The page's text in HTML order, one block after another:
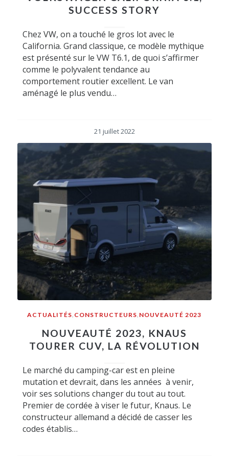
SUCCESS STORY
Chez VW, on a touché le gros lot avec le
California. Grand classique, ce modèle mythique
est présenté sur le VW T6.1, de quoi s’affirmer
comme le polyvalent tendance au
comportement routier excellent. Le van
aménagé le plus vendu…
21 juillet 2022
ACTUALITÉS CONSTRUCTEURS NOUVEAUTÉ 2023
NOUVEAUTÉ 2023, KNAUS
TOURER CUV, LA RÉVOLUTION
Le marché du camping-car est en pleine
mutation et devrait, dans les années à venir,
voir ses solutions changer du tout au tout.
Premier de cordée à viser le futur, Knaus. Le
constructeur allemand a décidé de casser les
codes établis…